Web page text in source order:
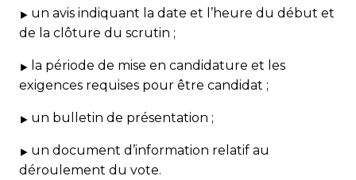
un avis indiquant la date et l’heure du début et
de la clôture du scrutin ;
la période de mise en candidature et les
exigences requises pour être candidat ;
un bulletin de présentation ;
un document d’information relatif au
déroulement du vote.